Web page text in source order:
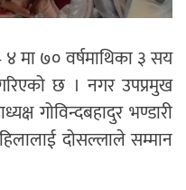
४ मा ७० वर्षमाथिका ३ सय
छ । नगर उपप्रमुख
गोविन्दबहादुर भण्डारी
दोसल्लाले सम्मान